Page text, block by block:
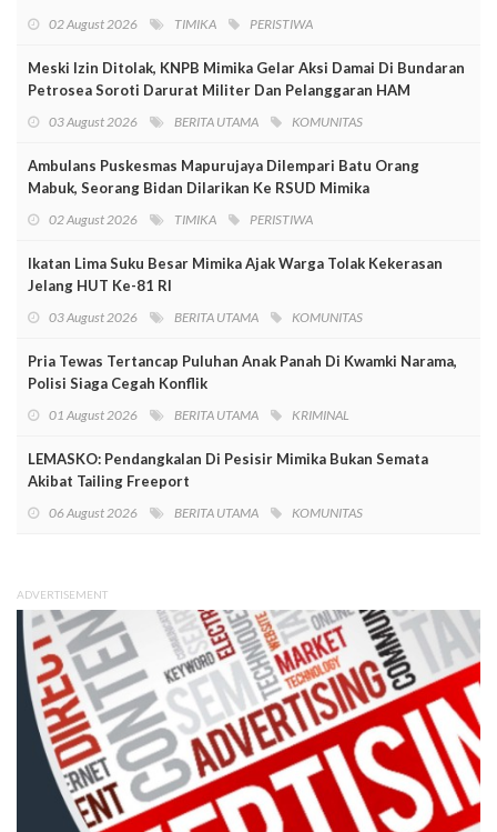
02 August 2026 TIMIKA PERISTIWA
Meski Izin Ditolak, KNPB Mimika Gelar Aksi Damai Di Bundaran
Petrosea Soroti Darurat Militer Dan Pelanggaran HAM
03 August 2026 BERITA UTAMA KOMUNITAS
Ambulans Puskesmas Mapurujaya Dilempari Batu Orang
Mabuk, Seorang Bidan Dilarikan Ke RSUD Mimika
02 August 2026 TIMIKA PERISTIWA
Ikatan Lima Suku Besar Mimika Ajak Warga Tolak Kekerasan
Jelang HUT Ke-81 RI
03 August 2026 BERITA UTAMA KOMUNITAS
Pria Tewas Tertancap Puluhan Anak Panah Di Kwamki Narama,
Polisi Siaga Cegah Konflik
01 August 2026 BERITA UTAMA KRIMINAL
LEMASKO: Pendangkalan Di Pesisir Mimika Bukan Semata
Akibat Tailing Freeport
06 August 2026 BERITA UTAMA KOMUNITAS
ADVERTISEMENT